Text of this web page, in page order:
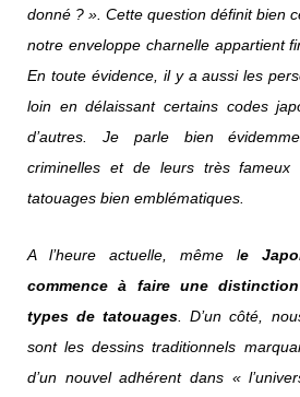
donné ? ». Cette question définit bien
notre enveloppe charnelle appartient
En toute évidence, il y a aussi les
loin en délaissant certains codes
d’autres. Je parle bien
criminelles et de leurs très fameux
tatouages bien emblématiques.
A l’heure actuelle, même le
commence à faire une
types de tatouages . D’un côté,
sont les dessins traditionnels
d’un nouvel adhérent dans «